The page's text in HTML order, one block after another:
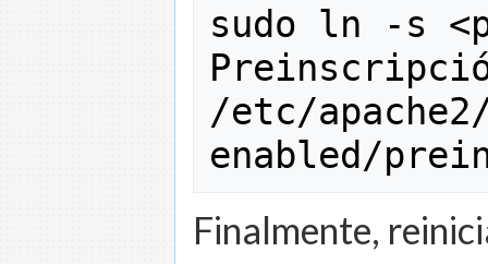
sudo ln - s <
/etc/apache2
enabled/
Finalmente,